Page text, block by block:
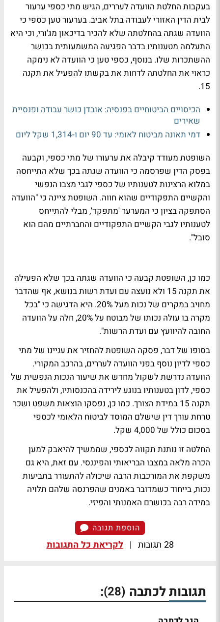
בעקבות החלטת הוועדה לעררים, הגיש מתי כספי ערעור
לבית הדין האזורי לעבודה בתל אביב. בערעור טען כספי כי
הוועדה שגתה בהחלטתה שלא להכיר בדיכאון מג'ורי, וכי היא
התעלמה מטענותיו בדבר הפגיעה המשמעותית בכושר
ההשתכרות שלו. בנוסף, כספי טען כי הוועדה לא נימקה
כראוי את החלטתה לדחות את בקשתו להפעיל את תקנה
15.
הכיסויים הביטוחיים בפנסיה: אובדן כושר עבודה ופנסיית
שאירים
דמי תאונה מביטוח לאומי: עד 90 יום ו-1,314 שקל ליום
השופטת מעודד קיבלה את ערעורו של מתי כספי, וקבעה
בפסק הדין שפרסמה כי הוועדה שגתה בכך שלא התייחסה
במלוא הרצינות לטענותיו של כספי לגבי מצבו הנפשי
והקשיים התפקודיים שהוא חווה. השופטת ציינה כי "הוועדה
הסתפקה בציון כי המערער 'מתפקד', מבלי להתייחס
לטענותיו לגבי הקשיים התפקודיים והחברתיים מהם הוא
סובל".
כמו כן, השופטת קבעה כי הוועדה שגתה בכך שלא הפעילה
את תקנה 15 ולא נועצה עם ועדת רשות בנושא, אף שהדבר
מחויב במקרים של נכות מעל 20%. היא הדגישה כי "בכל
מקרה בו עולה נכותו של מבוטח על 20%, חלה על הוועדה
החובה להיוועץ עם ועדת הרשות".
בסופו של דבר, פסקה השופטת להחזיר את עניינו של מתי
כספי לדיון נוסף בפני הוועדה לעררים, בהרכב המקורי.
הוועדה נדרשת לשקול מחדש את שיעור הנכות הנפשית של
כספי, לדון בטענותיו בנוגע לירידה בהכנסותיו, ולהפעיל את
תקנה 15 במידת הצורך. כמו כן, נפסקו הוצאות משפט ושכר
טרחת עורך דין שישלם המוסד לביטוח הלאומי לכספי
בסכום כולל של 4,000 שקל.
החלטה זו נותנת תקווה לכספי, שממשיך להיאבק למען
הכרה מלאה במצבו הבריאותי והפיננסי. עם זאת, היא גם
משקפת את המורכבות הרבה שיכולה להתעורר בתביעות
נכות, בייחוד כשמדובר באמנים שהפרנסה שלהם תלויה
במידה רבה בכושרם האמנותי והפיזי.
הוספת תגובה
28 תגובות | לקריאת כל התגובות
תגובות לכתבה (28)
: